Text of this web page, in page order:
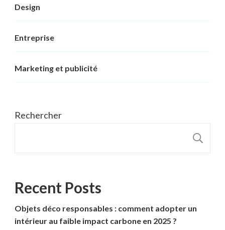
Design
Entreprise
Marketing et publicité
Rechercher
Recent Posts
Objets déco responsables : comment adopter un
intérieur au faible impact carbone en 2025 ?